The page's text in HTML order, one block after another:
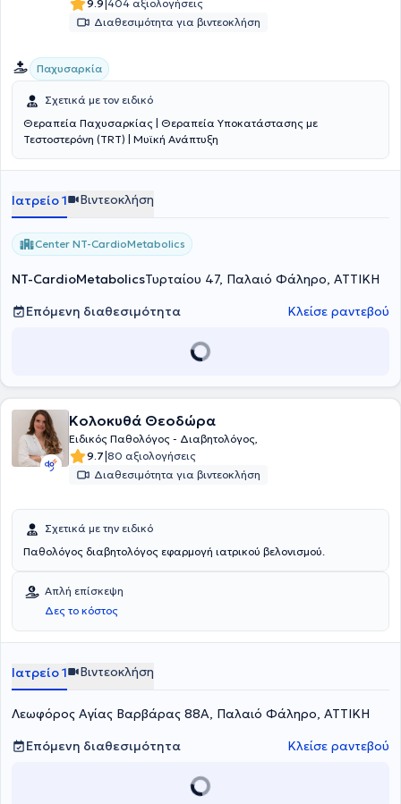
9.9|404 αξιολογήσεις
Διαθεσιμότητα για βιντεοκλήση
Παχυσαρκία
Σχετικά με τον ειδικό
Θεραπεία Παχυσαρκίας | Θεραπεία Υποκατάστασης με
Τεστοστερόνη (TRT) | Μυϊκή Ανάπτυξη
Ιατρείο 1 Βιντεοκλήση
Center NT-CardioMetabolics
NT-CardioMetabolicsΤυρταίου 47, Παλαιό Φάληρο, ΑΤΤΙΚΗ
Επόμενη διαθεσιμότητα
Κλείσε ραντεβού
Κολοκυθά Θεοδώρα
Ειδικός Παθολόγος - Διαβητολόγος,
9.7|80 αξιολογήσεις
Διαθεσιμότητα για βιντεοκλήση
Σχετικά με την ειδικό
Παθολόγος διαβητολόγος εφαρμογή ιατρικού βελονισμού.
Απλή επίσκεψη
Δες το κόστος
Ιατρείο 1 Βιντεοκλήση
Λεωφόρος Αγίας Βαρβάρας 88Α, Παλαιό Φάληρο, ΑΤΤΙΚΗ
Επόμενη διαθεσιμότητα
Κλείσε ραντεβού